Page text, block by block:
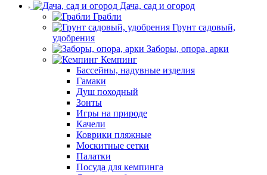
Дача, сад и огород
Грабли
Грунт садовый,
удобрения
Заборы, опора, арки
Кемпинг
Бассейны, надувные изделия
Гамаки
Душ походный
Зонты
Игры на природе
Качели
Коврики пляжные
Москитные сетки
Палатки
Посуда для кемпинга